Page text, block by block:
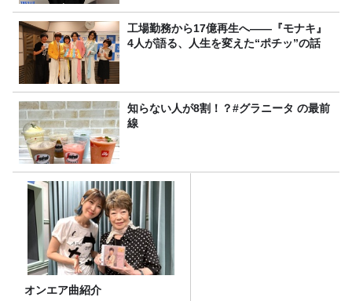
工場勤務から17億再生へ——『モナキ』
4人が語る、人生を変えた“ポチッ”の話
知らない人が8割！？#グラニータ の最前
線
オンエア曲紹介